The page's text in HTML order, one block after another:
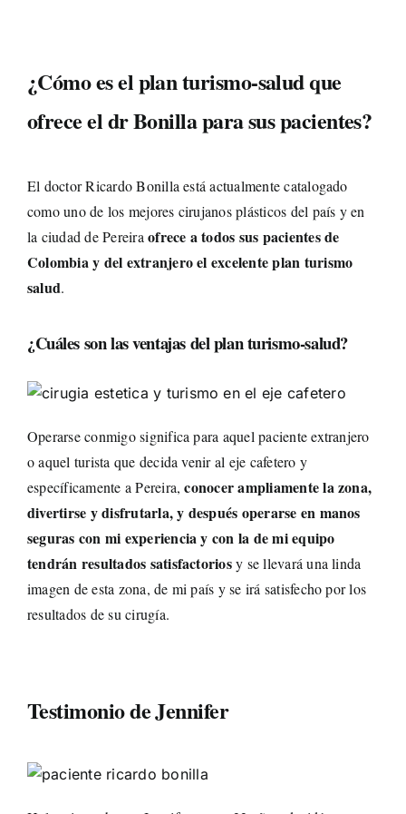
¿Cómo es el plan turismo-salud que
ofrece el dr Bonilla para sus pacientes?
El doctor Ricardo Bonilla está actualmente catalogado
como uno de los mejores cirujanos plásticos del país y en
la ciudad de Pereiraofrece a todos sus pacientes de
Colombia y del extranjero el excelente plan turismo
salud.
¿Cuáles son las ventajas del plan turismo-salud?
Operarse conmigo significa para aquel paciente extranjero
o aquel turista que decida venir al eje cafetero y
específicamente a Pereira,conocer ampliamente la zona,
divertirse y disfrutarla, y después operarse en manos
seguras con mi experiencia y con la de mi equipo
tendrán resultados satisfactoriosy se llevará una linda
imagen de esta zona, de mi país y se irá satisfecho por los
resultados de su cirugía.
Testimonio de Jennifer